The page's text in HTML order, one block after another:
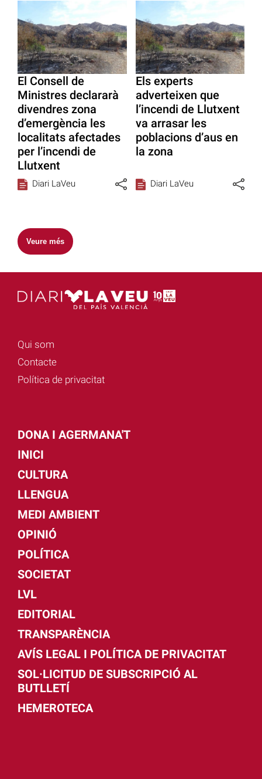
El Consell de
Ministres declararà
divendres zona
d’emergència les
localitats afectades
per l’incendi de
Llutxent
Diari LaVeu
Els experts
adverteixen que
l’incendi de Llutxent
va arrasar les
poblacions d’aus en
la zona
Diari LaVeu
Veure més
Qui som
Contacte
Política de privacitat
DONA I AGERMANA'T
INICI
CULTURA
LLENGUA
MEDI AMBIENT
OPINIÓ
POLÍTICA
SOCIETAT
LVL
EDITORIAL
TRANSPARÈNCIA
AVÍS LEGAL I POLÍTICA DE PRIVACITAT
SOL·LICITUD DE SUBSCRIPCIÓ AL
BUTLLETÍ
HEMEROTECA